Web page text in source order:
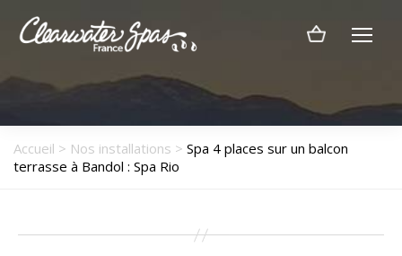
Spas
Accueil > Nos installations > Spa 4 places sur un balcon
terrasse à Bandol : Spa Rio